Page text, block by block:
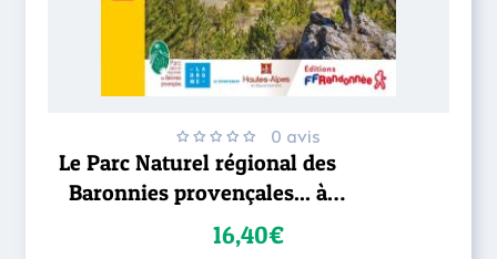
0 avis
Le Parc Naturel régional des
Baronnies provençales... à
pied16,40€